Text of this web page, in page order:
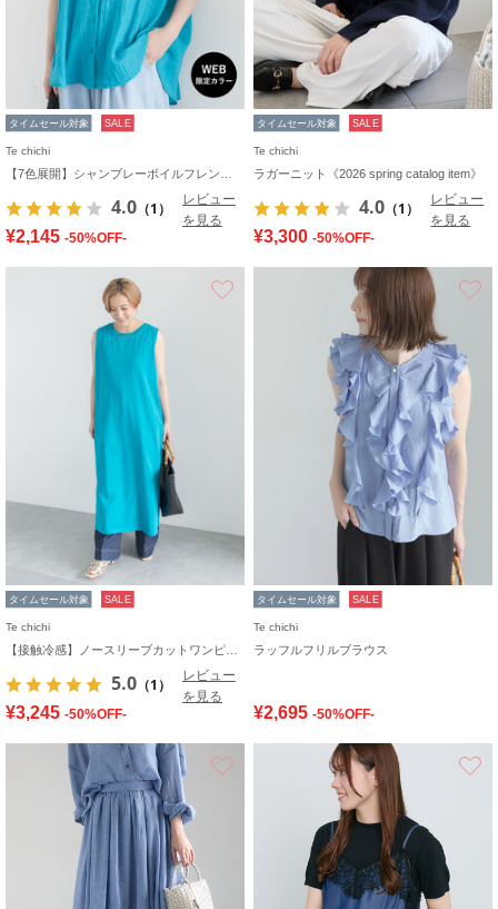
タイムセール対象 SALE
Te chichi
4.0 （1）
レビュー
を見る
¥2,145 -50%OFF-
タイムセール対象 SALE
Te chichi
ラガーニット《2026 spring catalog item》
4.0 （1）
レビュー
を見る
¥3,300 -50%OFF-
タイムセール対象 SALE
Te chichi
5.0 （1）
レビュー
を見る
¥3,245 -50%OFF-
タイムセール対象 SALE
Te chichi
ラッフルフリルブラウス
¥2,695 -50%OFF-